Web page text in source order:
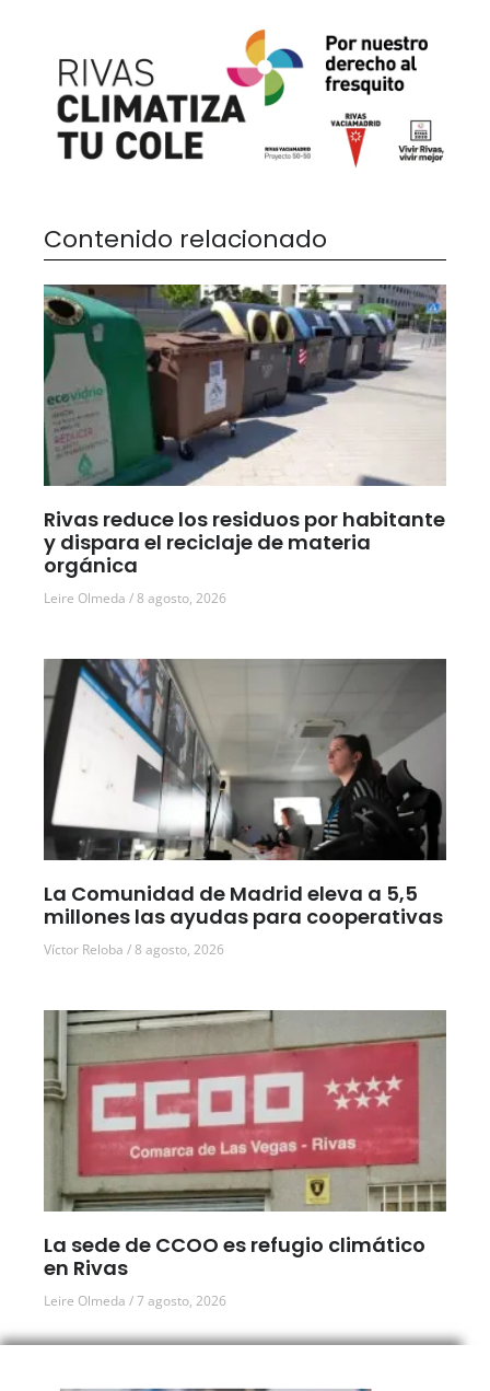
Contenido relacionado
Rivas reduce los residuos por habitante
y dispara el reciclaje de materia
orgánica
Leire Olmeda 8 agosto, 2026
La Comunidad de Madrid eleva a 5,5
millones las ayudas para cooperativas
Víctor Reloba 8 agosto, 2026
La sede de CCOO es refugio climático
en Rivas
Leire Olmeda 7 agosto, 2026